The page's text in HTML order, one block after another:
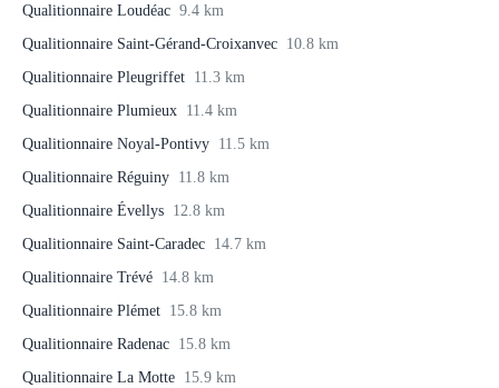
Qualitionnaire Loudéac 9.4 km
Qualitionnaire Saint-Gérand-Croixanvec 10.8 km
Qualitionnaire Pleugriffet 11.3 km
Qualitionnaire Plumieux 11.4 km
Qualitionnaire Noyal-Pontivy 11.5 km
Qualitionnaire Réguiny 11.8 km
Qualitionnaire Évellys 12.8 km
Qualitionnaire Saint-Caradec 14.7 km
Qualitionnaire Trévé 14.8 km
Qualitionnaire Plémet 15.8 km
Qualitionnaire Radenac 15.8 km
Qualitionnaire La Motte 15.9 km